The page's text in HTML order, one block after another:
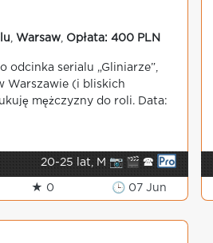
Warsaw Opłata: 400 PLN
odcinka serialu „Gliniarze”,
Warszawie (i bliskich
mężczyzny do roli. Data:
20-25 lat, M 📷 🎬 🕿
★ 0 🕒 07 Jun